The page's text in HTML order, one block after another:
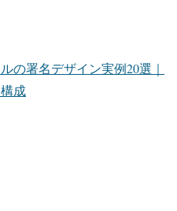
の署名デザイン実例20選｜
成